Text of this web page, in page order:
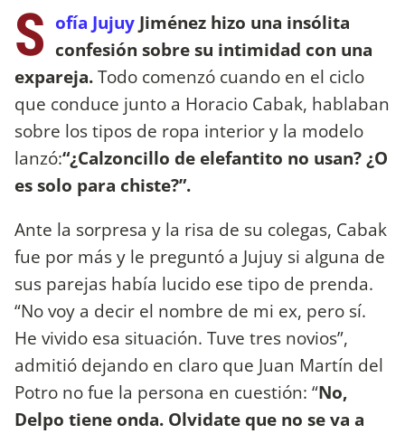
S ofía Jujuy Jiménez hizo una insólita
confesión sobre su intimidad con una
expareja.Todo comenzó cuando en el ciclo
que conduce junto a Horacio Cabak, hablaban
sobre los tipos de ropa interior y la modelo
lanzó:“¿Calzoncillo de elefantito no usan? ¿O
es solo para chiste?”.
Ante la sorpresa y la risa de su colegas, Cabak
fue por más y le preguntó a Jujuy si alguna de
sus parejas había lucido ese tipo de prenda.
“No voy a decir el nombre de mi ex, pero sí.
He vivido esa situación. Tuve tres novios”,
admitió dejando en claro que Juan Martín del
Potro no fue la persona en cuestión: “No,
Delpo tiene onda. Olvidate que no se va a